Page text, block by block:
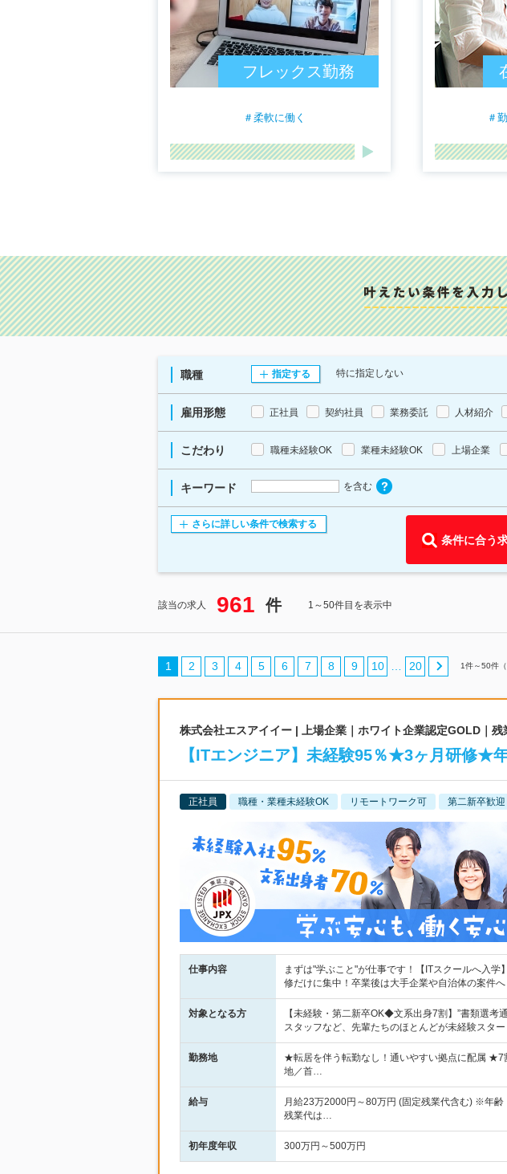
フレックス勤務
＃柔軟に働く ＃
職種 指定する 特に指定しない
雇用形態 正社員 契約社員 業務委託 人材紹介
こだわり 職種未経験OK 業種未経験OK 上場企業
キーワード を含む
さらに詳しい条件で検索する
条件に合う
該当の求人 961 件 1～50件目を表示中
1 2 3 4 5 6 7 8 9 10 … 20 1件～50件
株式会社エスアイイー | 上場企業｜ホワイト企業認定GOLD｜
【ITエンジニア】未経験95％★3ヶ月研修★
正社員 職種・業種未経験OK リモートワーク可 第二新卒歓迎
仕事内容
まずは"学ぶこと"が仕事です！【ITスクールへ入
修だけに集中！卒業後は大手企業や自治体の案件へ
対象となる方
【未経験・第二新卒OK◆文系出身7割】”書類選考
スタッフなど、先輩たちのほとんどが未経験スター
勤務地
★転居を伴う転勤なし！通いやすい拠点に配属 ★7
地／首…
給与
月給23万2000円～80万円 (固定残業代含む) ※年
残業代は…
初年度年収 300万円～500万円